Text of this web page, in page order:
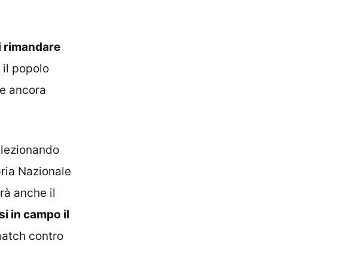
rimandare
il popolo
ancora
Nazionale
anche il
in campo il
contro